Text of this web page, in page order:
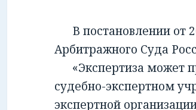
В постановлении от
Арбитражного Суда
«Экспертиза может
судебно-экспертном
экспертной